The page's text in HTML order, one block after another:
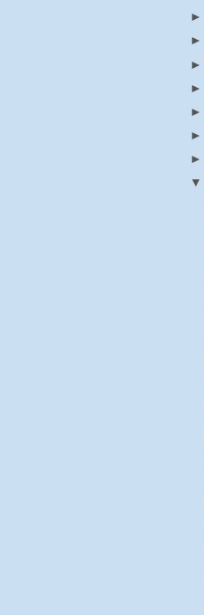
►
►
►
►
►
►
►
▼